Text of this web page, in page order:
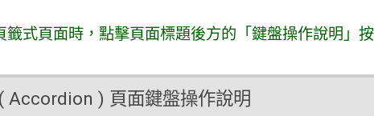
籤式頁面時，點擊頁面標題後方的「鍵盤操作說明」
Accordion ) 頁面鍵盤操作說明